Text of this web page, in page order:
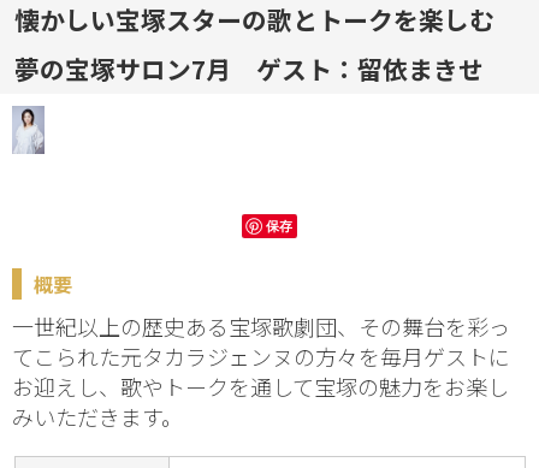
懐かしい宝塚スターの歌とトークを楽しむ
夢の宝塚サロン7月 ゲスト：留依まきせ
保存
概要
一世紀以上の歴史ある宝塚歌劇団、その舞台を彩っ
てこられた元タカラジェンヌの方々を毎月ゲストに
お迎えし、歌やトークを通して宝塚の魅力をお楽し
みいただきます。